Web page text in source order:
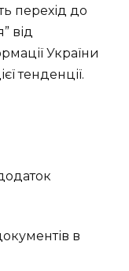
перехід до
від
України
тенденції.
в